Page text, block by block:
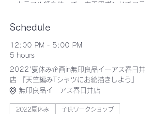
・カラフル紙を使って、木工用ボンドでコラ
【日時】9/11(日) ①12：00～24名
②13：00～24名 ③14：00～24名
【定員】合計96名
【場所】無印良品イーアス春日井店
【参加費用と方法】
Schedule
12:00 PM - 5:00 PM
5 hours
2022'夏休み企画in無印良品イーアス春日井
店 『天竺編みTシャツにお絵描きしよう』
無印良品イーアス春日井店
2022夏休み
子供ワークショップ